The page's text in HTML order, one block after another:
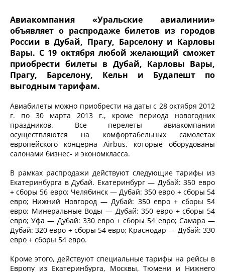
Авиакомпания «Уральские авиалинии»
объявляет о распродаже билетов из городов
России в Дубай, Прагу, Барселону и Карловы
Вары. С 19 октября любой желающий сможет
приобрести билеты в Дубай, Карловы Вары,
Прагу, Барселону, Кельн и Будапешт по
выгодным тарифам.
Авиабилеты можно приобрести на даты с 28 октября 2012
г. по 30 марта 2013 г., кроме периода новогодних
праздников. Все перелеты авиакомпании
осуществляются на комфортабельных самолетах
европейского концерна Airbus, которые оборудованы
салонами бизнес- и экономкласса.
В рамках распродажи действуют следующие тарифы из
Екатеринбурга в Дубай. Екатеринбург — Дубай: 350 евро
+ сборы 56 евро; Челябинск — Дубай: 350 евро + сборы 54
евро; Нижний Новгород — Дубай: 350 евро + сборы 54
евро; Минеральные Воды — Дубай: 350 евро + сборы 54
евро; Уфа — Дубай: 330 евро + сборы 54 евро; Самара —
Дубай: 320 евро + сборы 54 евро; Краснодар — Дубай: 330
евро + сборы 54 евро.
Кроме этого, действуют специальные тарифы на рейсы в
Европу из Екатеринбурга, Москвы, Тюмени и Нижнего